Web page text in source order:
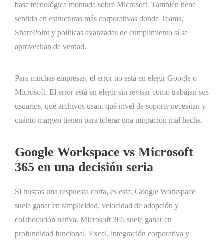
base tecnológica montada sobre Microsoft. También tiene
sentido en estructuras más corporativas donde Teams,
SharePoint y políticas avanzadas de cumplimiento sí se
aprovechan de verdad.
Para muchas empresas, el error no está en elegir Google o
Microsoft. El error está en elegir sin revisar cómo trabajan sus
usuarios, qué archivos usan, qué nivel de soporte necesitan y
cuánto margen tienen para tolerar una migración mal hecha.
Google Workspace vs Microsoft
365 en una decisión seria
Si buscas una respuesta corta, es esta: Google Workspace
suele ganar en simplicidad, velocidad de adopción y
colaboración nativa. Microsoft 365 suele ganar en
profundidad funcional, Excel, integración corporativa y